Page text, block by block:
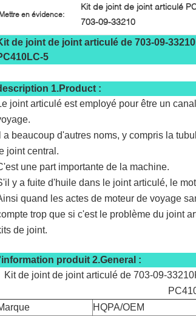
en évidence:
Kit de joint de joint articulé
703-09-33210
de joint de joint articulé de 703-09-
5
1.Product :
joint articulé est employé pour être un
a beaucoup d'autres noms, y compris la
joint central.
une part importante de la machine.
y a fuite d'huile dans le joint articulé, le
quand les actes de moteur de voyage
trop que si c'est le problème du joint
de joint.
produit 2.General :
Kit de joint de joint articulé de 703-09-
HQPA/OEM